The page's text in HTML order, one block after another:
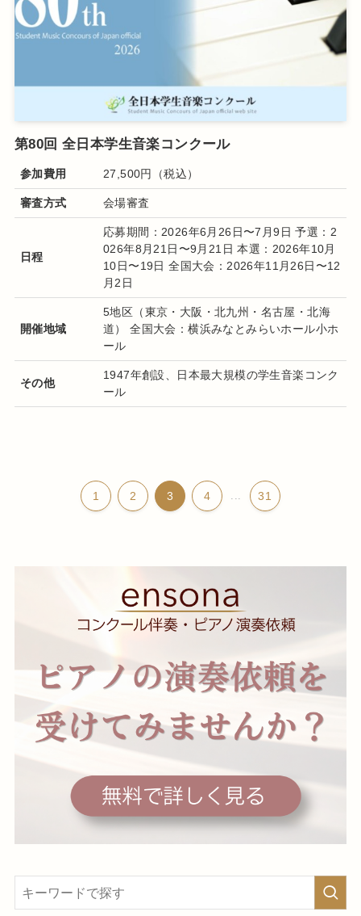
第80回 全日本学生音楽コンクール
参加費用 27,500円（税込）
審査方式 会場審査
日程
応募期間：2026年6月26日〜7月9日 予選：2
026年8月21日〜9月21日 本選：2026年10月
10日〜19日 全国大会：2026年11月26日〜12
月2日
開催地域
5地区（東京・大阪・北九州・名古屋・北海
道） 全国大会：横浜みなとみらいホール小ホ
ール
その他
1947年創設、日本最大規模の学生音楽コンク
ール
1 2 3 4 31